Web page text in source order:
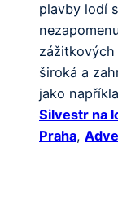
plavby lodí
zážitkových
široká a
jako
Silvestr na
Praha,